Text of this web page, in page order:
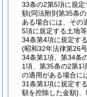
33条の2第5項に規
額(同法附則第35条
ある場合には、その
5項に規定する土地
34条第4項に規定す
(昭和32年法律第26
34条第1項、第34条
1項、第35条の2第1
の適用がある場合に
31条第1項に規定す
額を控除した金額)